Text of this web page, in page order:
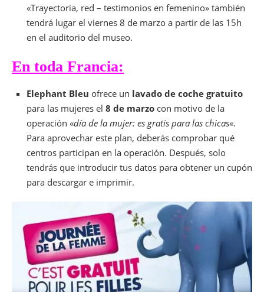
«Trayectoria, red – testimonios en femenino» también
tendrá lugar el viernes 8 de marzo a partir de las 15h
en el auditorio del museo.
En toda Francia:
Elephant Bleu ofrece un lavado de coche gratuito
para las mujeres el 8 de marzo con motivo de la
operación «día de la mujer: es gratis para las chicas«.
Para aprovechar este plan, deberás comprobar qué
centros participan en la operación. Después, solo
tendrás que introducir tus datos para obtener un cupón
para descargar e imprimir.